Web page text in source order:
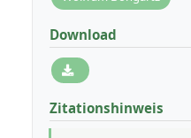
Download
Zitationshinweis